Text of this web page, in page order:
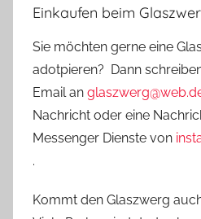
Einkaufen beim
Sie möchten gerne eine
adotpieren? Dann
Email an
Nachricht oder eine
Messenger Dienste von
.
Kommt den Glaszwerg